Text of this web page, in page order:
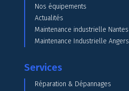
Nos équipements
Actualités
Maintenance industrielle Nantes
Maintenance Industrielle Angers
Services
Réparation & Dépannages